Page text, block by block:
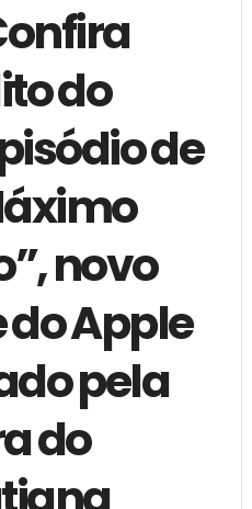
do
de
novo
Apple
pela
do